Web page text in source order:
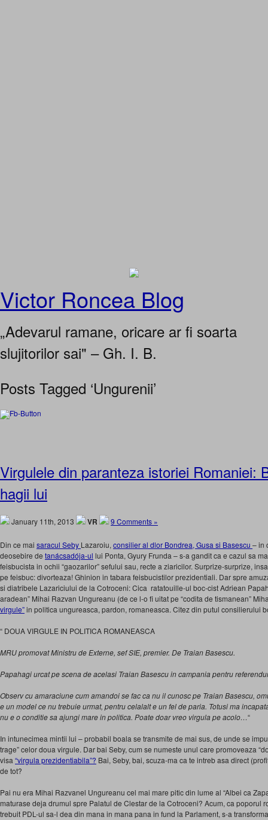
Victor Roncea Blog
„Adevarul ramane, oricare ar fi soarta
slujitorilor sai" – Gh. I. B.
Posts Tagged ‘Ungurenii’
Virgulele din paranteza istoriei Romaniei:
hagii lui
January 11th, 2013 VR 9 Comments »
Din ce mai saracul Seby Lazaroiu, consilier al dlor Bondrea, Gusa si Basescu – in
deosebire de tanácsadója-ul lui Ponta, Gyury Frunda – s-a gandit ca e cazul sa
feisbucista in ochii “gaozarilor” sefului sau, recte a ziaricilor. Surprize-surprize,
pe feisbuc: divorteaza! Ghinion in tabara feisbucistilor prezidentiali. Dar spre
si diatribele Lazariciului de la Cotroceni: Cica ratatouille-ul boc-cist Adriean
aradean” Mihai Razvan Ungureanu (de ce l-o fi uitat pe “codita de tismanean”
virgule”in politica ungureasca, pardon, romaneasca. Citez din putul consilierului
“ DOUA VIRGULE IN POLITICA ROMANEASCA
MRU promovat Ministru de Externe, sef SIE, premier. De Traian Basescu.
Papahagi urcat pe scena de acelasi Traian Basescu in campania pentru
Observ cu amaraciune cum amandoi se fac ca nu il cunosc pe Traian Basescu,
e un model ce nu trebuie urmat, pentru celalalt e un fel de paria. Totusi ma
nu e o conditie sa ajungi mare in politica. Poate doar vreo virgula pe acolo…“
In intunecimea mintii lui – probabil boala se transmite de mai sus, de unde se
trage” celor doua virgule. Dar bai Seby, cum se numeste unul care promoveaza
visa “virgula prezidentiabila”? Bai, Seby, bai, scuza-ma ca te intreb asa direct
de tot?
Pai nu era Mihai Razvanel Ungureanu cel mai mare pitic din lume al “Albei ca
maturase deja drumul spre Palatul de Clestar de la Cotroceni? Acum, ca poporul
trebuit PDL-ul sa-l dea din mana in mana pana in fund la Parlament, s-a